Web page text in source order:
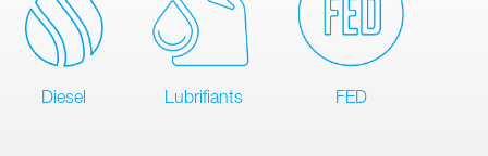
Diesel Lubrifiants FED